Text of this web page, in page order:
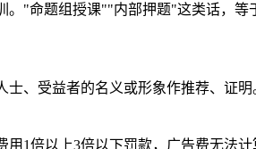
"命题组授课""内部押题"这类话，等
士、受益者的名义或形象作推荐、
1倍以上3倍以下罚款，广告费无法